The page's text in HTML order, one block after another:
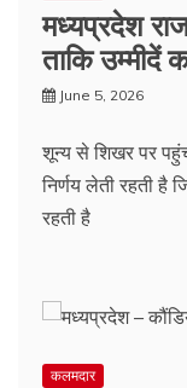
मध्यप्रदेश
ताकि उम्मीदें
June 5, 2026
शून्य से शिखर पर
निर्णय लेती रहती है
रहती है
कलमदार